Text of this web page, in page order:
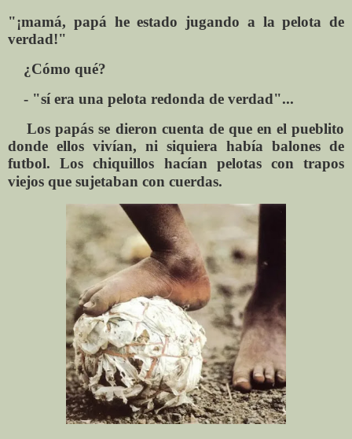
"¡mamá, papá he estado jugando a la pelota de
verdad!"
¿Cómo qué?
- "sí era una pelota redonda de verdad"...
Los papás se dieron cuenta de que en el pueblito
donde ellos vivían, ni siquiera había balones de
futbol. Los chiquillos hacían pelotas con trapos
viejos que sujetaban con cuerdas.